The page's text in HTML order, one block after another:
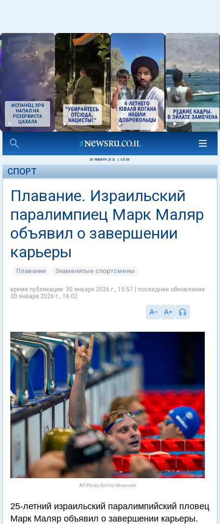
ИСПАНЕЦ ЗРЯ
НАПАЛ НА
РЕЗЕРВИСТА
ЦАХАЛА
30 ЯНВАРЯ 2026 05:34
СПОРТ
Плавание. Израильский
паралимпиец Марк Маляр
объявил о завершении
карьеры
Плавание Знаменитые спортсмены
время публикации: 30 января 2026 г., 15:57 | последнее обновление:
30 января 2026 г., 16:02
AP Photo/Emilio Morenatti
25-летний израильский паралимпийский пловец
Марк Маляр объявил о завершении карьеры.